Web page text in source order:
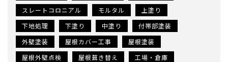
スレートコロニアル
モルタル
上塗り
下地処理
下塗り 中塗り
付帯部塗装
外壁塗装
屋根カバー工事
屋根塗装
屋根外壁点検
屋根葺き替え
工場・倉庫